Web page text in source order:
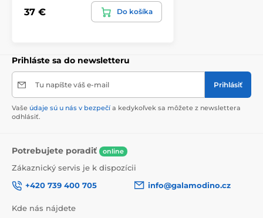
37 € Do košíka
Prihláste sa do newsletteru
Tu napíšte váš e-mail Prihlásiť
Vaše údaje sú u nás v bezpečí a kedykoľvek sa môžete z newslettera
odhlásiť.
Potrebujete poradiť online
Zákaznický servis je k dispozícii
+420 739 400 705
info@galamodino.cz
Kde nás nájdete